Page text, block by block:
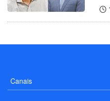
Canais